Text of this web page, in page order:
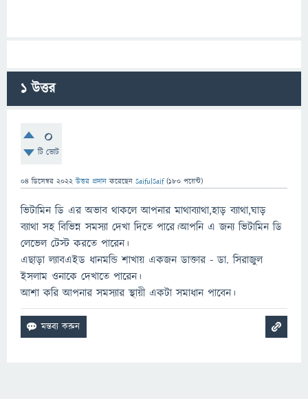
1উত্তর
0
টি ভোট
04 ডিসেম্বর 2022 উত্তর প্রদান করেছেন SaifulSaif (180 পয়েন্ট)
ভিটামিন ডি এর অভাব থাকলে আপনার মাথাব্যাথা,হাড় ব্যাথা,ঘাড়
ব্যাথা সহ বিভিন্ন সমস্যা দেখা দিতে পারে।আপনি এ জন্য ভিটামিন ডি
লেভেল টেস্ট করতে পারেন।
এছাড়া ল্যাবএইড ধানমন্ডি শাখায় একজন ডাক্তার - ডা. সিরাজুল
ইসলাম ওনাকে দেখাতে পারেন।
আশা করি আপনার সমস্যার স্থায়ী একটা সমাধান পাবেন।